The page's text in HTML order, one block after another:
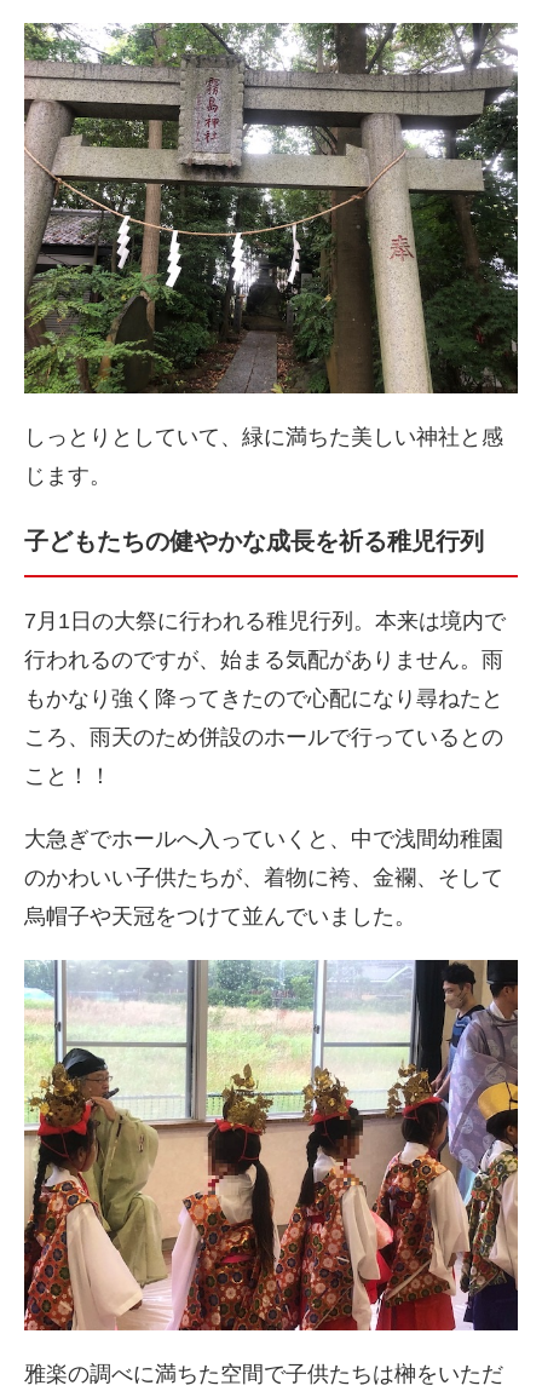
しっとりとしていて、緑に満ちた美しい神社と感
じます。
子どもたちの健やかな成長を祈る稚児行列
7月1日の大祭に行われる稚児行列。本来は境内で
行われるのですが、始まる気配がありません。雨
もかなり強く降ってきたので心配になり尋ねたと
ころ、雨天のため併設のホールで行っているとの
こと！！
大急ぎでホールへ入っていくと、中で浅間幼稚園
のかわいい子供たちが、着物に袴、金襴、そして
烏帽子や天冠をつけて並んでいました。
雅楽の調べに満ちた空間で子供たちは榊をいただ